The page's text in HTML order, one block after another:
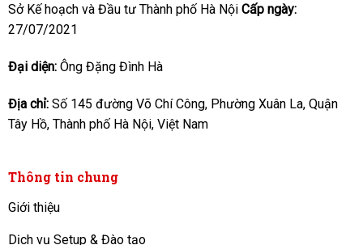
Sở Kế hoạch và Đầu tư Thành phố Hà Nội Cấp ngày:
27/07/2021
Đại diện: Ông Đặng Đình Hà
Địa chỉ: Số 145 đường Võ Chí Công, Phường Xuân La, Quận
Tây Hồ, Thành phố Hà Nội, Việt Nam
Thông tin chung
Giới thiệu
Dịch vụ Setup & Đào tạo